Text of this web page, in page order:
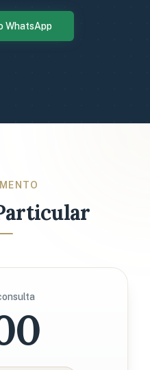
WhatsApp